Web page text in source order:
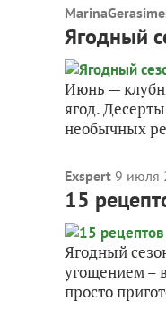
Ягодный
Июнь —
ягод.
необычных
Exspert 9 июля
15
Ягодный
угощением –
просто